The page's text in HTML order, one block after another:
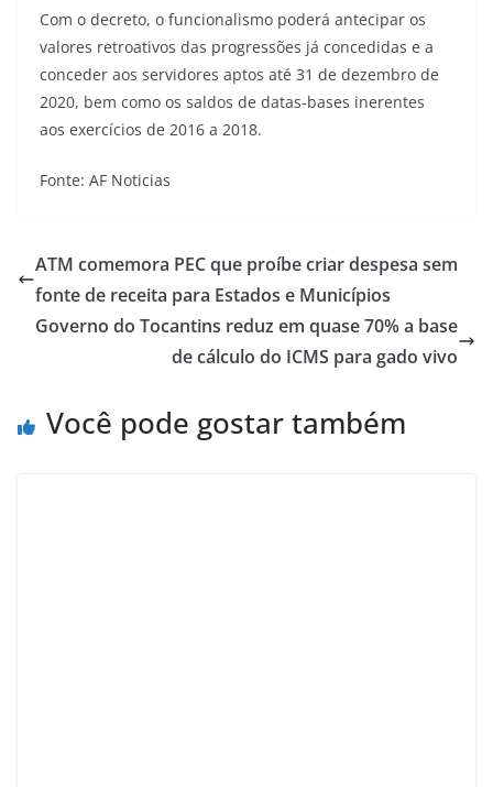
Com o decreto, o funcionalismo poderá antecipar os
valores retroativos das progressões já concedidas e a
conceder aos servidores aptos até 31 de dezembro de
2020, bem como os saldos de datas-bases inerentes
aos exercícios de 2016 a 2018.
Fonte: AF Noticias
ATM comemora PEC que proíbe criar despesa sem
fonte de receita para Estados e Municípios
Governo do Tocantins reduz em quase 70% a base
de cálculo do ICMS para gado vivo
Você pode gostar também